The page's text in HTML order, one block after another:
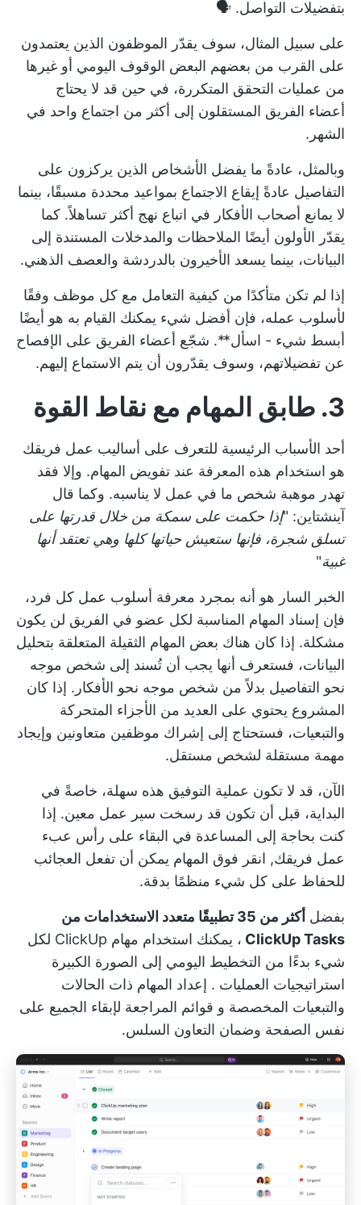
بتفضيلات التواصل. 🗣️
على سبيل المثال، سوف يقدّر الموظفون الذين يعتمدون
على القرب من بعضهم البعض الوقوف اليومي أو غيرها
من عمليات التحقق المتكررة، في حين قد لا يحتاج
أعضاء الفريق المستقلون إلى أكثر من اجتماع واحد في
الشهر.
وبالمثل، عادةً ما يفضل الأشخاص الذين يركزون على
التفاصيل عادةً إيقاع الاجتماع بمواعيد محددة مسبقًا، بينما
لا يمانع أصحاب الأفكار في اتباع نهج أكثر تساهلاً. كما
يقدّر الأولون أيضًا الملاحظات والمدخلات المستندة إلى
البيانات، بينما يسعد الأخيرون بالدردشة والعصف الذهني.
إذا لم تكن متأكدًا من كيفية التعامل مع كل موظف وفقًا
لأسلوب عمله، فإن أفضل شيء يمكنك القيام به هو أيضًا
أبسط شيء - اسأل**. شجّع أعضاء الفريق على الإفصاح
عن تفضيلاتهم، وسوف يقدّرون أن يتم الاستماع إليهم.
3. طابق المهام مع نقاط القوة
أحد الأسباب الرئيسية للتعرف على أساليب عمل فريقك
هو استخدام هذه المعرفة عند تفويض المهام. وإلا فقد
تهدر موهبة شخص ما في عمل لا يناسبه. وكما قال
آينشتاين: "إذا حكمت على سمكة من خلال قدرتها على
تسلق شجرة، فإنها ستعيش حياتها كلها وهي تعتقد أنها
غبية"
الخبر السار هو أنه بمجرد معرفة أسلوب عمل كل فرد،
فإن إسناد المهام المناسبة لكل عضو في الفريق لن يكون
مشكلة. إذا كان هناك بعض المهام الثقيلة المتعلقة بتحليل
البيانات، فستعرف أنها يجب أن تُسند إلى شخص موجه
نحو التفاصيل بدلاً من شخص موجه نحو الأفكار. إذا كان
المشروع يحتوي على العديد من الأجزاء المتحركة
والتبعيات، فستحتاج إلى إشراك موظفين متعاونين وإيجاد
مهمة مستقلة لشخص مستقل.
الآن، قد لا تكون عملية التوفيق هذه سهلة، خاصةً في
البداية، قبل أن تكون قد رسخت سير عمل معين. إذا
كنت بحاجة إلى المساعدة في البقاء على رأس عبء
عمل فريقك, انقر فوق المهام يمكن أن تفعل العجائب
للحفاظ على كل شيء منظمًا بدقة.
بفضل
أكثر من 35 تطبيقًا متعدد الاستخدامات من
ClickUp Tasks
، يمكنك استخدام مهام ClickUp لكل
شيء بدءًا من التخطيط اليومي إلى الصورة الكبيرة
استراتيجيات العمليات . إعداد المهام ذات الحالات
والتبعيات المخصصة و قوائم المراجعة لإبقاء الجميع على
نفس الصفحة وضمان التعاون السلس.